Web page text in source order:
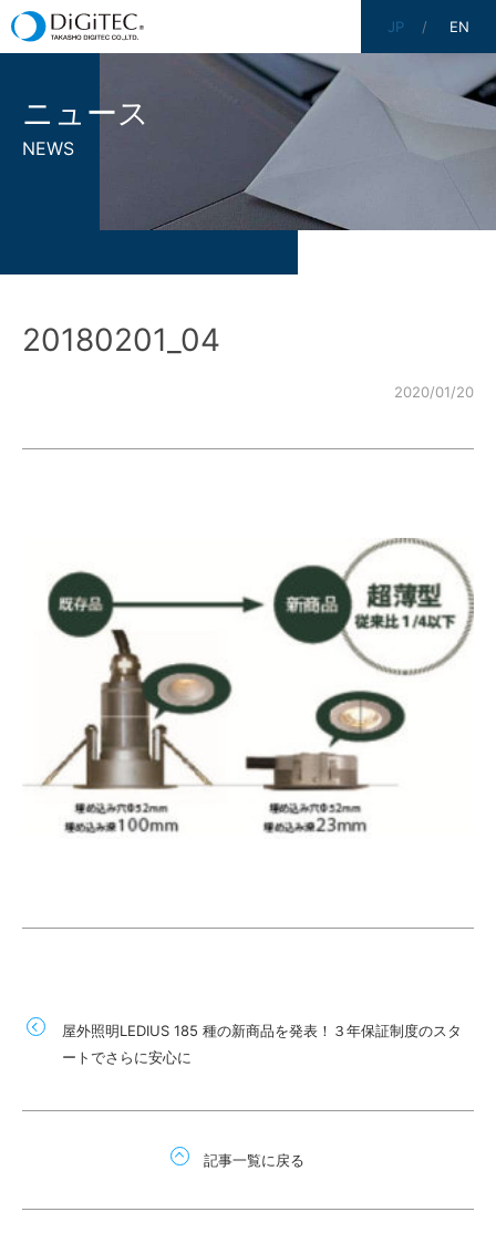
JP EN
ニュース
NEWS
20180201_04
2020/01/20
屋外照明LEDIUS 185 種の新商品を発表！３年保証制度のスタ
ートでさらに安心に
記事一覧に戻る